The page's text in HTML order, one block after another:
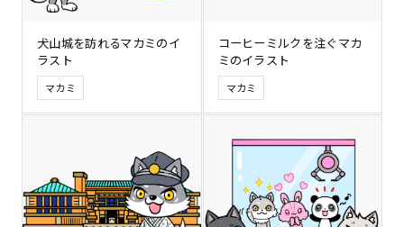
犬山城を訪れるマカミのイ
ラスト
マカミ
コーヒーミルクを注ぐマカ
ミのイラスト
マカミ